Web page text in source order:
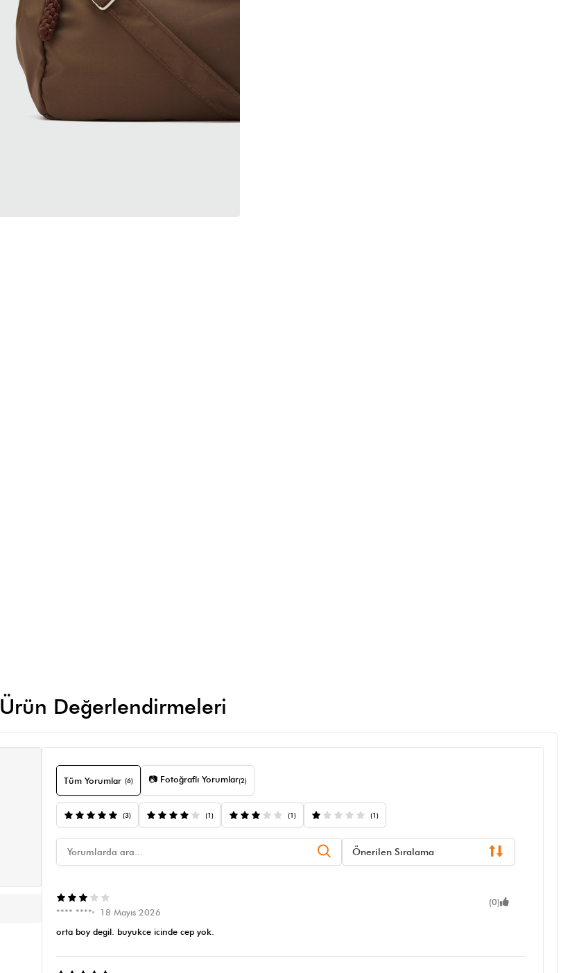
Ürün Değerlendirmeleri
Tüm Yorumlar (6) 📷 Fotoğraflı Yorumlar(2)
(3) (1) (1) (1)
Önerilen Sıralama
(0)
**** ****
18 Mayıs 2026
orta boy degil. buyukce icinde cep yok.